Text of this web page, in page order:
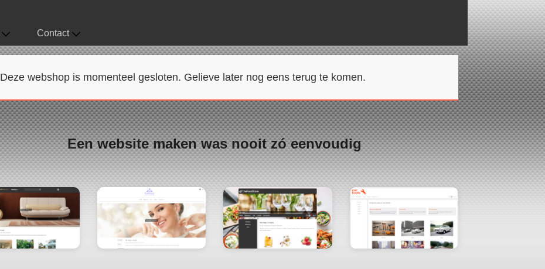
Contact
Deze webshop is momenteel gesloten. Gelieve later nog eens terug te komen.
Een website maken was nooit zó eenvoudig